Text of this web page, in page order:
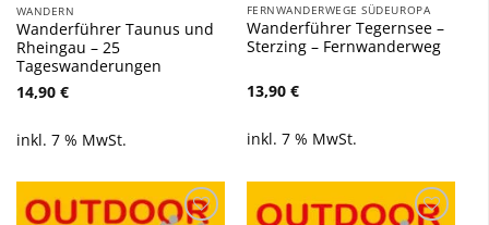
WANDERN
Wanderführer Taunus und
Rheingau – 25
Tageswanderungen
14,90 €
inkl. 7 % MwSt.
FERNWANDERWEGE SÜDEUROPA
Wanderführer Tegernsee –
Sterzing – Fernwanderweg
13,90 €
inkl. 7 % MwSt.